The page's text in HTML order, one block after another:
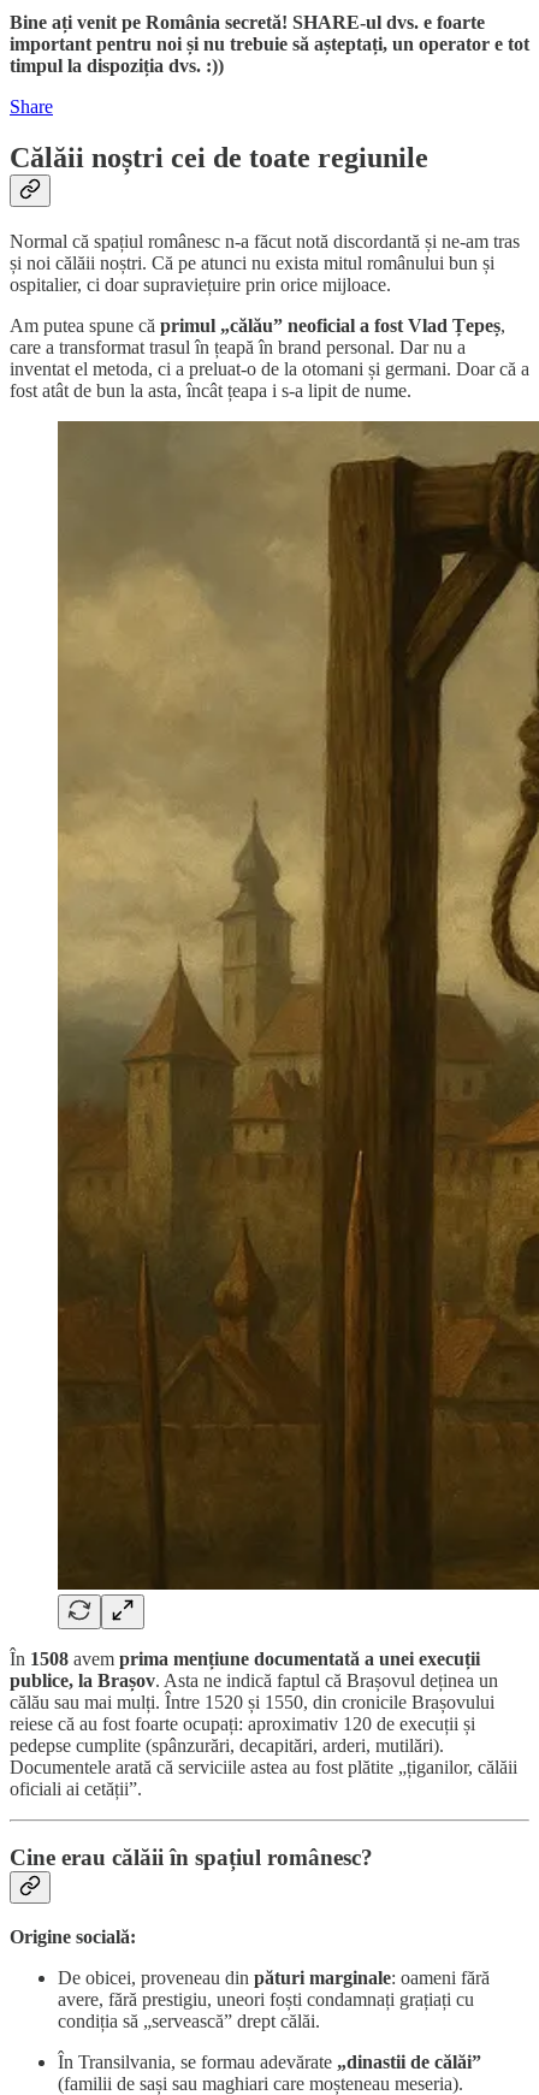
Bine ați venit pe România secretă! SHARE-ul dvs. e foarte
important pentru noi și nu trebuie să așteptați, un operator e tot
timpul la dispoziția dvs. :))
Share
Călăii noștri cei de toate regiunile
Normal că spațiul românesc n-a făcut notă discordantă și ne-am tras
și noi călăii noștri. Că pe atunci nu exista mitul românului bun și
ospitalier, ci doar supraviețuire prin orice mijloace.
Am putea spune că primul „călău” neoficial a fost Vlad Țepeș,
care a transformat trasul în țeapă în brand personal. Dar nu a
inventat el metoda, ci a preluat-o de la otomani și germani. Doar că a
fost atât de bun la asta, încât țeapa i s-a lipit de nume.
În 1508 avem prima mențiune documentată a unei execuții
publice, la Brașov. Asta ne indică faptul că Brașovul deținea un
călău sau mai mulți. Între 1520 și 1550, din cronicile Brașovului
reiese că au fost foarte ocupați: aproximativ 120 de execuții și
pedepse cumplite (spânzurări, decapitări, arderi, mutilări).
Documentele arată că serviciile astea au fost plătite „țiganilor, călăii
oficiali ai cetății”.
Cine erau călăii în spațiul românesc?
Origine socială:
De obicei, proveneau din pături marginale: oameni fără
avere, fără prestigiu, uneori foști condamnați grațiați cu
condiția să „servească” drept călăi.
În Transilvania, se formau adevărate „dinastii de călăi”
(familii de sași sau maghiari care moșteneau meseria).